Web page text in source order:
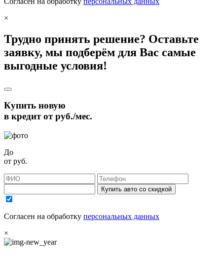
×
Трудно принять решение? Оставьте
заявку, мы подберём для Вас самые
выгодные условия!
Купить новую
в кредит отруб./мес.
До
от руб.
Купить авто со скидкой
Согласен на обработку персональных данных
×